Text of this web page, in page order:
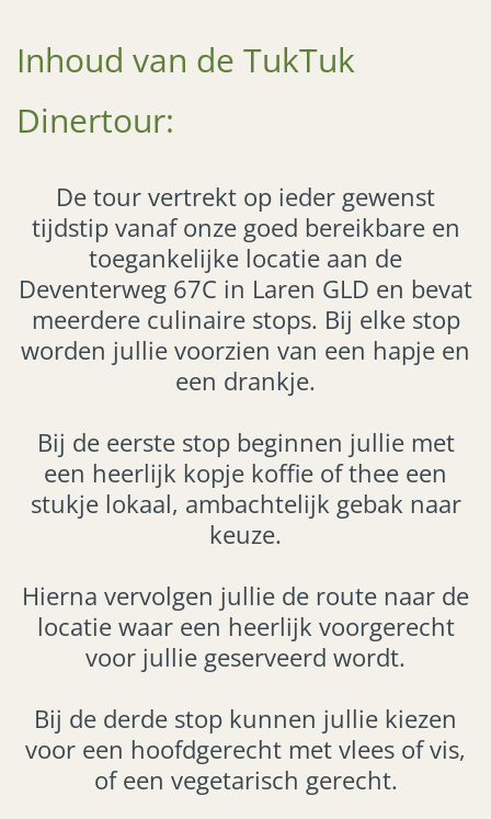
Inhoud van de TukTuk
Dinertour:
De tour vertrekt op ieder gewenst
tijdstip vanaf onze goed bereikbare en
toegankelijke locatie aan de
Deventerweg 67C in Laren GLD en bevat
meerdere culinaire stops. Bij elke stop
worden jullie voorzien van een hapje en
een drankje.
Bij de eerste stop beginnen jullie met
een heerlijk kopje koffie of thee een
stukje lokaal, ambachtelijk gebak naar
keuze.
Hierna vervolgen jullie de route naar de
locatie waar een heerlijk voorgerecht
voor jullie geserveerd wordt.
Bij de derde stop kunnen jullie kiezen
voor een hoofdgerecht met vlees of vis,
of een vegetarisch gerecht.